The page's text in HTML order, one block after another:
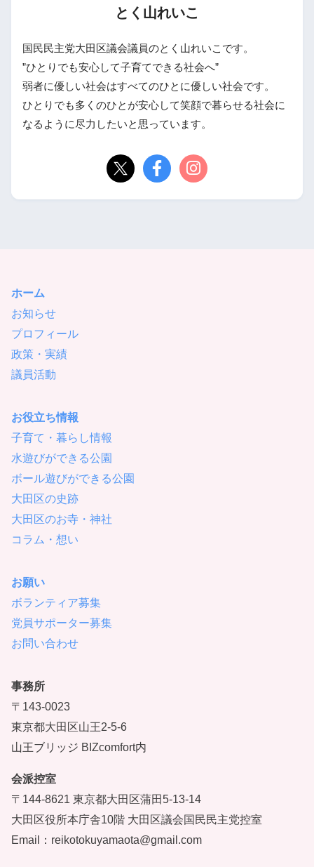
とく山れいこ
国民民主党大田区議会議員のとく山れいこです。
”ひとりでも安心して子育てできる社会へ”
弱者に優しい社会はすべてのひとに優しい社会です。
ひとりでも多くのひとが安心して笑顔で暮らせる社会に
なるように尽力したいと思っています。
ホーム
お知らせ
プロフィール
政策・実績
議員活動
お役立ち情報
子育て・暮らし情報
水遊びができる公園
ボール遊びができる公園
大田区の史跡
大田区のお寺・神社
コラム・想い
お願い
ボランティア募集
党員サポーター募集
お問い合わせ
事務所
〒143-0023
東京都大田区山王2-5-6
山王ブリッジ BIZcomfort内
会派控室
〒144-8621 東京都大田区蒲田5-13-14
大田区役所本庁舎10階 大田区議会国民民主党控室
Email：reikotokuyamaota@gmail.com